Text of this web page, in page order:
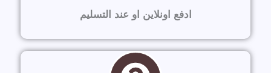
ادفع اونلاين او عند التسليم